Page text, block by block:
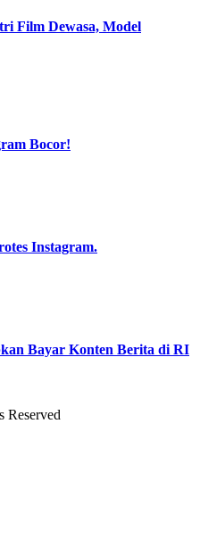
Film Dewasa, Model
Bocor!
Instagram.
Bayar Konten Berita di RI